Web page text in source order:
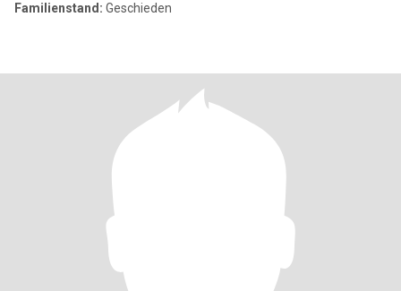
Familienstand: Geschieden